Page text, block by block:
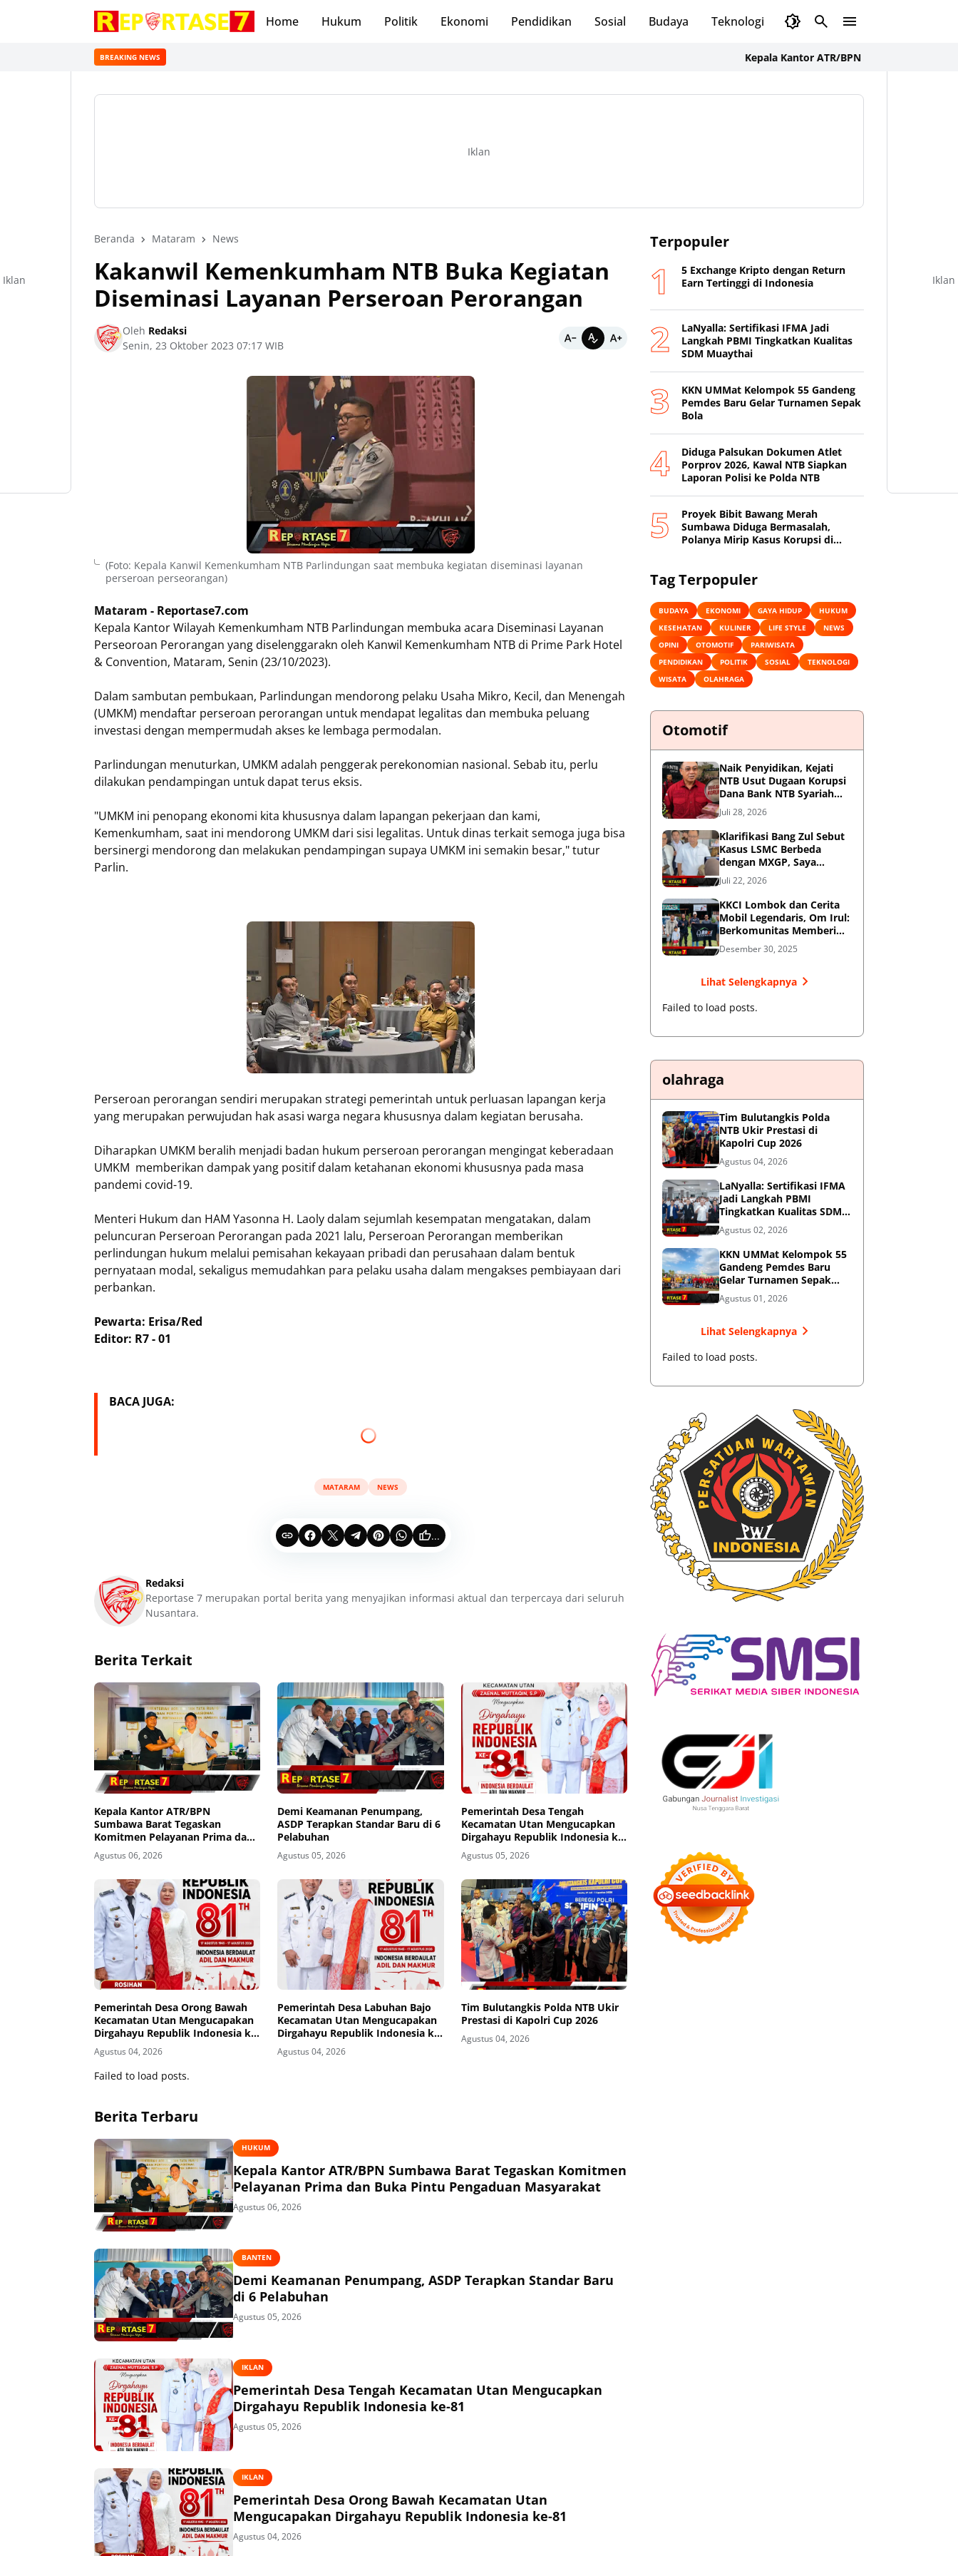
Home Hukum Politik Ekonomi Pendidikan Sosial Budaya Teknologi Olahraga
BREAKING NEWS Kepala Kantor ATR/BPN Sumbawa Barat
Iklan
Beranda Mataram News
Kakanwil Kemenkumham NTB Buka Kegiatan
Diseminasi Layanan Perseroan Perorangan
Oleh Redaksi
Senin, 23 Oktober 2023 07:17 WIB
(Foto: Kepala Kanwil Kemenkumham NTB Parlindungan saat membuka kegiatan diseminasi layanan
perseroan perseorangan)
Mataram - Reportase7.com
Kepala Kantor Wilayah Kemenkumham NTB Parlindungan membuka acara Diseminasi Layanan
Perseoroan Perorangan yang diselenggarakn oleh Kanwil Kemenkumham NTB di Prime Park Hotel
& Convention, Mataram, Senin (23/10/2023).
Dalam sambutan pembukaan, Parlindungan mendorong pelaku Usaha Mikro, Kecil, dan Menengah
(UMKM) mendaftar perseroan perorangan untuk mendapat legalitas dan membuka peluang
investasi dengan mempermudah akses ke lembaga permodalan.
Parlindungan menuturkan, UMKM adalah penggerak perekonomian nasional. Sebab itu, perlu
dilakukan pendampingan untuk dapat terus eksis.
"UMKM ini penopang ekonomi kita khususnya dalam lapangan pekerjaan dan kami,
Kemenkumham, saat ini mendorong UMKM dari sisi legalitas. Untuk dinas terkait semoga juga bisa
bersinergi mendorong dan melakukan pendampingan supaya UMKM ini semakin besar," tutur
Parlin.
Perseroan perorangan sendiri merupakan strategi pemerintah untuk perluasan lapangan kerja
yang merupakan perwujudan hak asasi warga negara khususnya dalam kegiatan berusaha.
Diharapkan UMKM beralih menjadi badan hukum perseroan perorangan mengingat keberadaan
UMKM memberikan dampak yang positif dalam ketahanan ekonomi khususnya pada masa
pandemi covid-19.
Menteri Hukum dan HAM Yasonna H. Laoly dalam sejumlah kesempatan mengatakan, dalam
peluncuran Perseroan Perorangan pada 2021 lalu, Perseroan Perorangan memberikan
perlindungan hukum melalui pemisahan kekayaan pribadi dan perusahaan dalam bentuk
pernyataan modal, sekaligus memudahkan para pelaku usaha dalam mengakses pembiayaan dari
perbankan.
Pewarta: Erisa/Red
Editor: R7 - 01
BACA JUGA:
MATARAM NEWS
...
Redaksi
Reportase 7 merupakan portal berita yang menyajikan informasi aktual dan terpercaya dari seluruh
Nusantara.
Berita Terkait
Kepala Kantor ATR/BPN
Sumbawa Barat Tegaskan
Komitmen Pelayanan Prima dan
Buka Pintu Pengaduan
Masyarakat
Agustus 06, 2026
Demi Keamanan Penumpang,
ASDP Terapkan Standar Baru di 6
Pelabuhan
Agustus 05, 2026
Pemerintah Desa Tengah
Kecamatan Utan Mengucapkan
Dirgahayu Republik Indonesia ke-
81
Agustus 05, 2026
Pemerintah Desa Orong Bawah
Kecamatan Utan Mengucapakan
Dirgahayu Republik Indonesia ke-
81
Agustus 04, 2026
Pemerintah Desa Labuhan Bajo
Kecamatan Utan Mengucapakan
Dirgahayu Republik Indonesia ke-
81
Agustus 04, 2026
Tim Bulutangkis Polda NTB Ukir
Prestasi di Kapolri Cup 2026
Agustus 04, 2026
Failed to load posts.
Berita Terbaru
HUKUM
Kepala Kantor ATR/BPN Sumbawa Barat Tegaskan Komitmen
Pelayanan Prima dan Buka Pintu Pengaduan Masyarakat
Agustus 06, 2026
BANTEN
Demi Keamanan Penumpang, ASDP Terapkan Standar Baru
di 6 Pelabuhan
Agustus 05, 2026
IKLAN
Pemerintah Desa Tengah Kecamatan Utan Mengucapkan
Dirgahayu Republik Indonesia ke-81
Agustus 05, 2026
IKLAN
Pemerintah Desa Orong Bawah Kecamatan Utan
Mengucapakan Dirgahayu Republik Indonesia ke-81
Agustus 04, 2026
Terpopuler
5 Exchange Kripto dengan Return
Earn Tertinggi di Indonesia
LaNyalla: Sertifikasi IFMA Jadi
Langkah PBMI Tingkatkan Kualitas
SDM Muaythai
KKN UMMat Kelompok 55 Gandeng
Pemdes Baru Gelar Turnamen Sepak
Bola
Diduga Palsukan Dokumen Atlet
Porprov 2026, Kawal NTB Siapkan
Laporan Polisi ke Polda NTB
Proyek Bibit Bawang Merah
Sumbawa Diduga Bermasalah,
Polanya Mirip Kasus Korupsi di
Tag Terpopuler
BUDAYA EKONOMI GAYA HIDUP
HUKUM
KESEHATAN
KULINER LIFE STYLE
NEWS
OPINI
OTOMOTIF
PARIWISATA
PENDIDIKAN
POLITIK SOSIAL
TEKNOLOGI
WISATA
OLAHRAGA
Otomotif
Naik Penyidikan, Kejati
NTB Usut Dugaan Korupsi
Dana Bank NTB Syariah
untuk MXGP 2023
Juli 28, 2026
Klarifikasi Bang Zul Sebut
Kasus LSMC Berbeda
dengan MXGP, Saya
Dipanggil Sebagai Saksi
Juli 22, 2026
KKCI Lombok dan Cerita
Mobil Legendaris, Om Irul:
Berkomunitas Memberi
Manfaat dan Membangun
Imej Positif
Desember 30, 2025
Lihat Selengkapnya
Failed to load posts.
olahraga
Tim Bulutangkis Polda
NTB Ukir Prestasi di
Kapolri Cup 2026
Agustus 04, 2026
LaNyalla: Sertifikasi IFMA
Jadi Langkah PBMI
Tingkatkan Kualitas SDM
Muaythai
Agustus 02, 2026
KKN UMMat Kelompok 55
Gandeng Pemdes Baru
Gelar Turnamen Sepak
Bola
Agustus 01, 2026
Lihat Selengkapnya
Failed to load posts.
Iklan Iklan